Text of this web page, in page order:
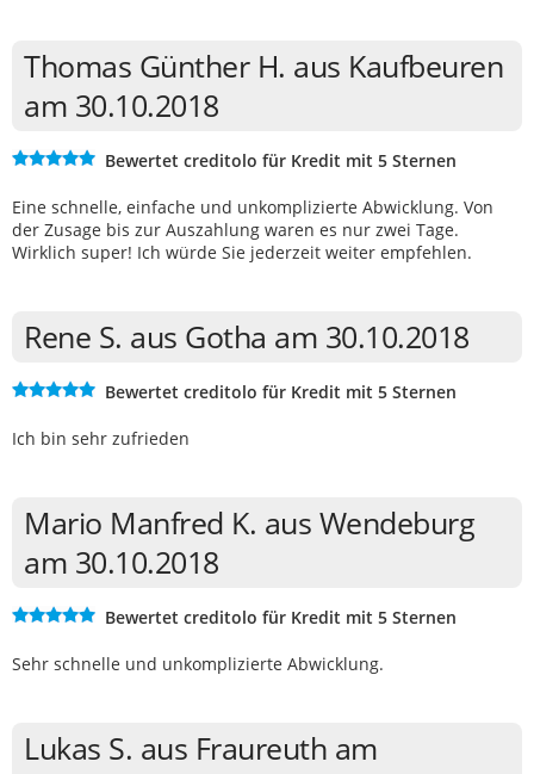
Thomas Günther H. aus Kaufbeuren
am 30.10.2018
Bewertet creditolo für Kredit mit 5 Sternen
Eine schnelle, einfache und unkomplizierte Abwicklung. Von
der Zusage bis zur Auszahlung waren es nur zwei Tage.
Wirklich super! Ich würde Sie jederzeit weiter empfehlen.
Rene S. aus Gotha am 30.10.2018
Bewertet creditolo für Kredit mit 5 Sternen
Ich bin sehr zufrieden
Mario Manfred K. aus Wendeburg
am 30.10.2018
Bewertet creditolo für Kredit mit 5 Sternen
Sehr schnelle und unkomplizierte Abwicklung.
Lukas S. aus Fraureuth am